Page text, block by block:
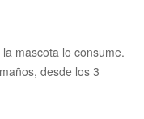
mascota lo consume.
desde los 3